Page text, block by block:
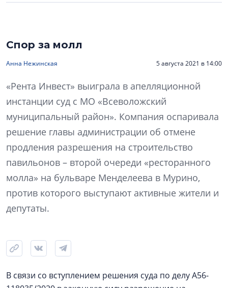
Спор за молл
Анна Нежинская 5 августа 2021 в 14:00
«Рента Инвест» выиграла в апелляционной
инстанции суд с МО «Всеволожский
муниципальный район». Компания оспаривала
решение главы администрации об отмене
продления разрешения на строительство
павильонов – второй очереди «ресторанного
молла» на бульваре Менделеева в Мурино,
против которого выступают активные жители и
депутаты.
В связи со вступлением решения суда по делу А56-